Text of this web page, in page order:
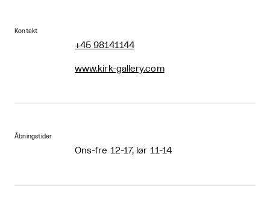
Kontakt
+45 98141144
www.kirk-gallery.com
Åbningstider
Ons-fre 12-17, lør 11-14